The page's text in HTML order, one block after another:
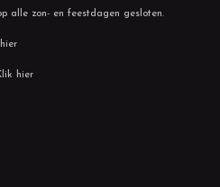
alle zon- en feestdagen gesloten.
hier